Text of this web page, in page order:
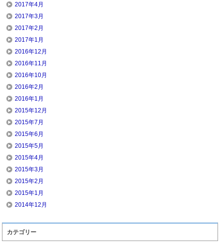
2017年4月
2017年3月
2017年2月
2017年1月
2016年12月
2016年11月
2016年10月
2016年2月
2016年1月
2015年12月
2015年7月
2015年6月
2015年5月
2015年4月
2015年3月
2015年2月
2015年1月
2014年12月
カテゴリー